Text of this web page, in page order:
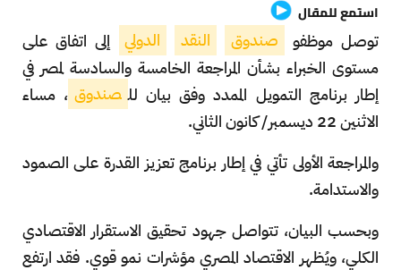
استمع للمقال
توصل موظفو صندوق النقد الدولي
إلى اتفاق على
مستوى الخبراء بشأن المراجعة الخامسة والسادسة لمصر في
إطار برنامج التمويل الممدد وفق بيان لل صندوق ، مساء
الاثنين 22 ديسمبر/ كانون الثاني.
والمراجعة الأولى تأتي في إطار برنامج تعزيز القدرة على الصمود
والاستدامة.
وبحسب البيان، تتواصل جهود تحقيق الاستقرار الاقتصادي
الكلي، ويُظهر الاقتصاد المصري مؤشرات نمو قوي. فقد ارتفع